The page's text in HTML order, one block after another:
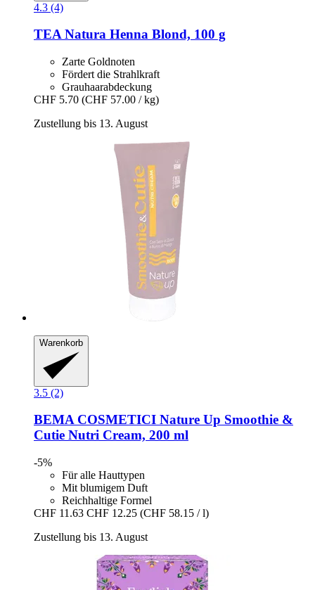
4.3 (4)
TEA Natura Henna Blond, 100 g
Zarte Goldnoten
Fördert die Strahlkraft
Grauhaarabdeckung
CHF 5.70 (CHF 57.00 / kg)
Zustellung bis 13. August
Warenkorb
3.5 (2)
BEMA COSMETICI Nature Up Smoothie &
Cutie Nutri Cream, 200 ml
-5%
Für alle Hauttypen
Mit blumigem Duft
Reichhaltige Formel
CHF 11.63 CHF 12.25 (CHF 58.15 / l)
Zustellung bis 13. August